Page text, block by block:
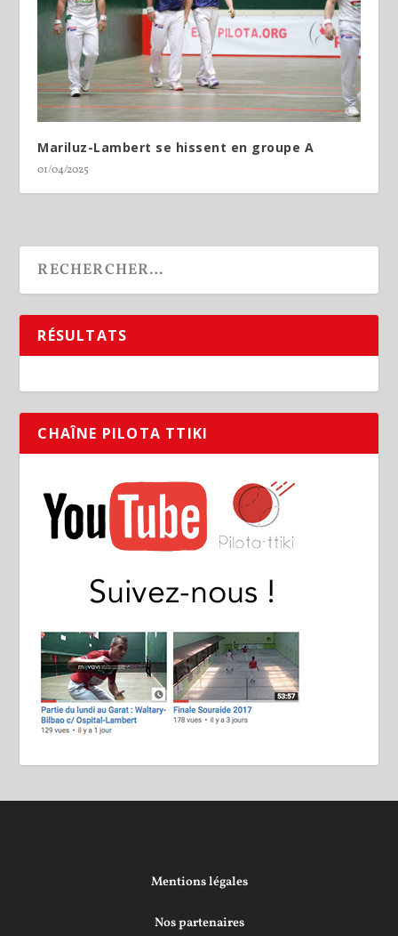
Mariluz-Lambert se hissent en groupe A
01/04/2025
RÉSULTATS
CHAÎNE PILOTA TTIKI
Mentions légales
Nos partenaires